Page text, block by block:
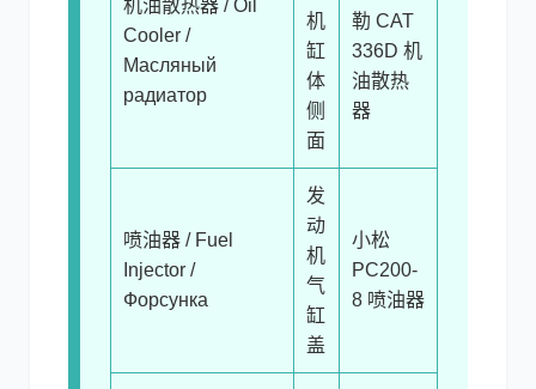
机油散热器 / Oil
Cooler /
Масляный
радиатор
机
缸
体
侧
面
勒 CAT
336D 机
油散热
器
喷油器 / Fuel
Injector /
Форсунка
发
动
机
气
缸
盖
小松
PC200-
8 喷油器